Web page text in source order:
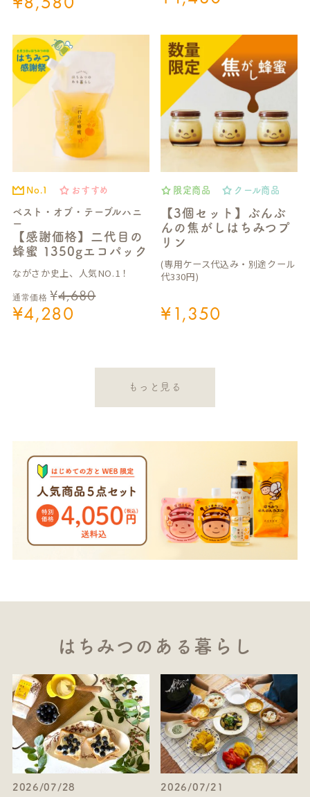
No.1 おすすめ
ベスト・オブ・テーブルハニ
ー
【感謝価格】二代目の
蜂蜜 1350gエコパック
ながさか史上、人気NO.1！
通常価格 ¥4,680
¥4,280
限定商品 クール商品
【3個セット】ぶんぶ
んの焦がしはちみつプ
リン
(専用ケース代込み・別途クール
代330円)
¥1,350
もっと見る
はちみつのある暮らし
2026/07/28 2026/07/21